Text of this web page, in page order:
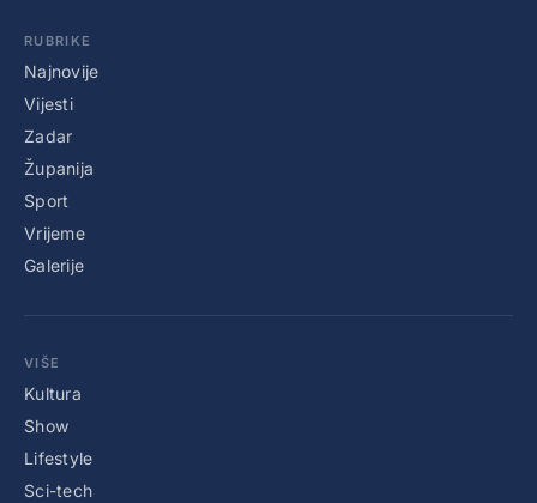
RUBRIKE
Najnovije
Vijesti
Zadar
Županija
Sport
Vrijeme
Galerije
VIŠE
Kultura
Show
Lifestyle
Sci-tech